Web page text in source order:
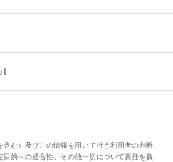
む）及びこの情報を用いて行う利用者の判断
的への適合性、その他一切について責任を負